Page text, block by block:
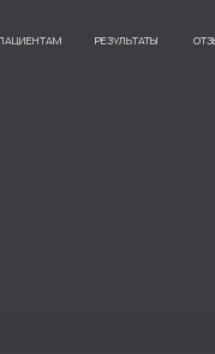
ОТЗЫВЫ СТАТЬИ
РЕЗУЛЬТАТЫ